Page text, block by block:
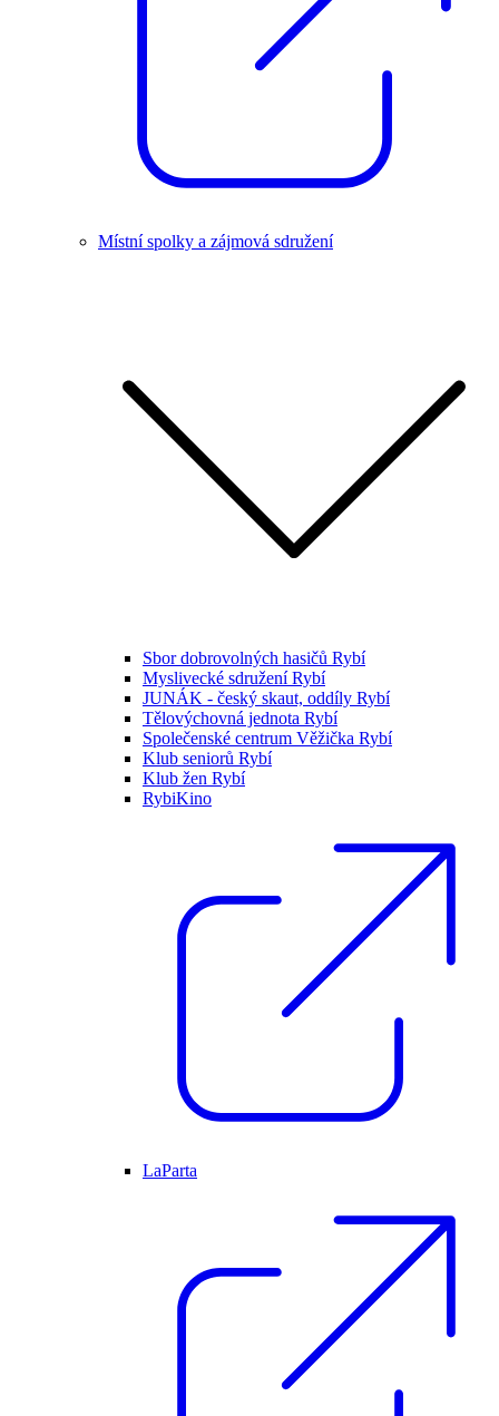
Místní spolky a zájmová sdružení
Sbor dobrovolných hasičů Rybí
Myslivecké sdružení Rybí
JUNÁK - český skaut, oddíly Rybí
Tělovýchovná jednota Rybí
Společenské centrum Věžička Rybí
Klub seniorů Rybí
Klub žen Rybí
RybiKino
LaParta